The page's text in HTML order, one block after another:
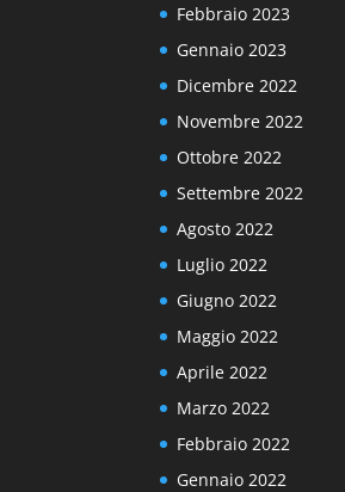
Febbraio 2023
Gennaio 2023
Dicembre 2022
Novembre 2022
Ottobre 2022
Settembre 2022
Agosto 2022
Luglio 2022
Giugno 2022
Maggio 2022
Aprile 2022
Marzo 2022
Febbraio 2022
Gennaio 2022